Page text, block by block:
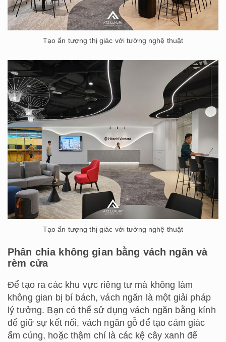
Tạo ấn tượng thị giác với tường nghệ thuật
Tạo ấn tượng thị giác với tường nghệ thuật
Phân chia không gian bằng vách ngăn và
rèm cửa
Để tạo ra các khu vực riêng tư mà không làm
không gian bị bí bách, vách ngăn là một giải pháp
lý tưởng. Bạn có thể sử dụng vách ngăn bằng kính
để giữ sự kết nối, vách ngăn gỗ để tạo cảm giác
ấm cúng, hoặc thậm chí là các kệ cây xanh để